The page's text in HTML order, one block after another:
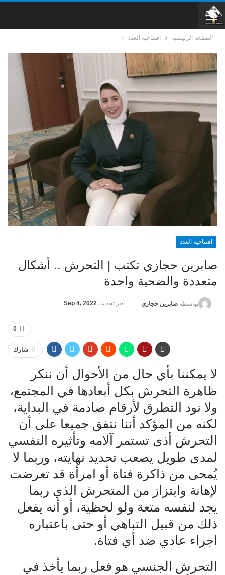
الصفحة الرئيسية افتتاحية العدد
افتتاحية العدد
صابرين حجازي تكتب | التحرش .. أشكال
متعددة والضحية واحدة
بواسطة صابرين حجازي آخر تحديث Sep 4, 2022
0
شارك
لا يمكننا بأي حال من الأحوال أن ننكر
ظاهرة التحرش بكل أبعادها في المجتمع،
ولا نود التطرق لأرقام صادمة في البداية،
لكنه من المؤكد أننا نتفق جميعا على أن
التحرش أذى تستمر آلامه وتأثيره النفسي
لمدى طويل يصعب تحديد نهايته، وربما لا
يُمحى من ذاكرة فتاة أو امرأة قد تعرضت
لإهانة وابتزاز من المتحرش الذي ربما
يجد لنفسه متعة ولو لحظية، أو أنه يفعل
ذلك من قبيل التباهي أو حتى باعتباره
اجراء عادي ضد أي فتاة.
التحرش الجنسي هو فعل ربما يأخذ في